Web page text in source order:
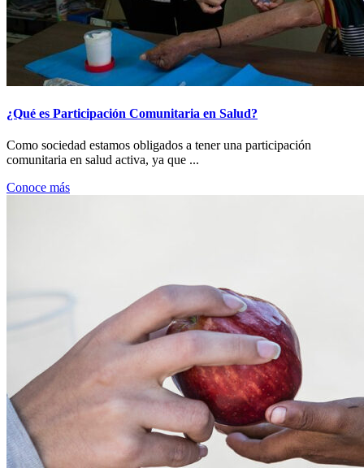
¿Qué es Participación Comunitaria en Salud?
Como sociedad estamos obligados a tener una participación
comunitaria en salud activa, ya que ...
Conoce más